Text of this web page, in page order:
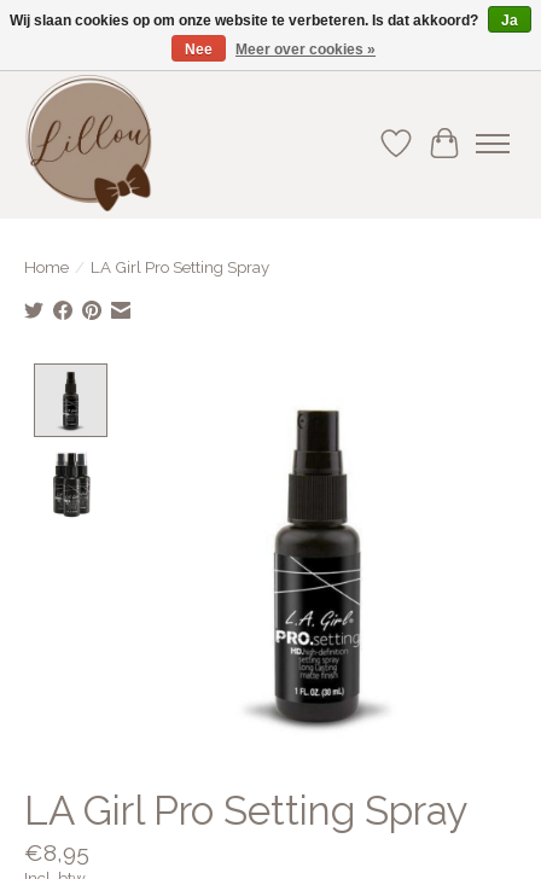
Gratis verzending vanaf €75(BE) en €100(NL)
Verlanglijst
Home / LA Girl Pro Setting Spray
LA Girl Pro Setting Spray
€8,95
Wij slaan cookies op om onze website te verbeteren. Is dat akkoord?
Ja
Nee
Meer over cookies »